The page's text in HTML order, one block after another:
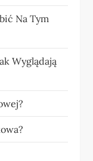
Na Tym
Wyglądają